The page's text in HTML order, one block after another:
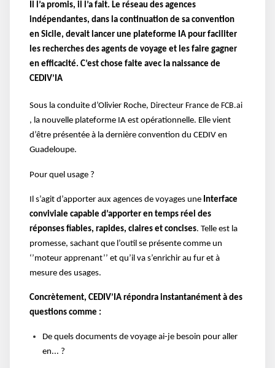
Il l’a promis, il l’a fait. Le réseau des agences
indépendantes, dans la continuation de sa convention
en Sicile, devait lancer une plateforme IA pour faciliter
les recherches des agents de voyage et les faire gagner
en efficacité. C’est chose faite avec la naissance de
CEDIV’IA
Sous la conduite d’Olivier Roche, Directeur France de FCB.ai
, la nouvelle plateforme IA est opérationnelle. Elle vient
d’être présentée à la dernière convention du CEDIV en
Guadeloupe.
Pour quel usage ?
Il s’agit d’apporter aux agences de voyages une Interface
conviviale capable d’apporter en temps réel des
réponses fiables, rapides, claires et concises. Telle est la
promesse, sachant que l’outil se présente comme un
‘’moteur apprenant’’ et qu’il va s’enrichir au fur et à
mesure des usages.
Concrètement, CEDIV’IA répondra instantanément à des
questions comme :
De quels documents de voyage ai-je besoin pour aller
en... ?